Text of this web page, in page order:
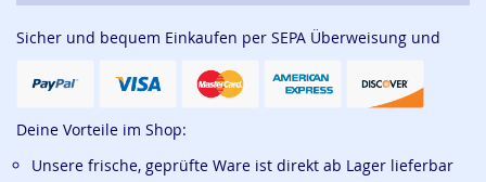
Sicher und bequem Einkaufen per SEPA Überweisung und
Deine Vorteile im Shop:
Unsere frische, geprüfte Ware ist direkt ab Lager lieferbar